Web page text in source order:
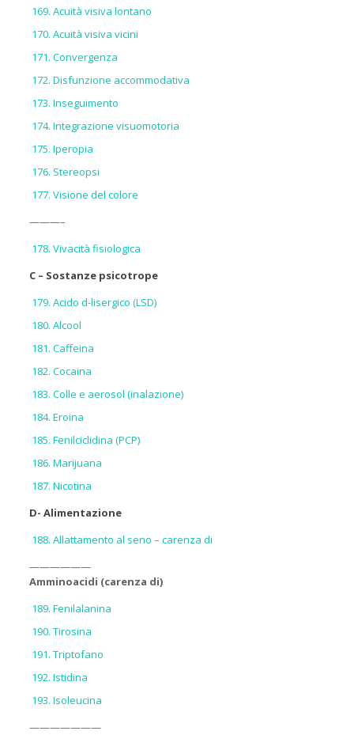
Acuità visiva lontano
Acuità visiva vicini
Convergenza
Disfunzione accommodativa
Inseguimento
Integrazione visuomotoria
Iperopia
Stereopsi
Visione del colore
———–
Vivacità fisiologica
C – Sostanze psicotrope
Acido d-lisergico (LSD)
Alcool
Caffeina
Cocaina
Colle e aerosol (inalazione)
Eroina
Fenilciclidina (PCP)
Marijuana
Nicotina
D- Alimentazione
Allattamento al seno – carenza di
——————
Amminoacidi (carenza di)
Fenilalanina
Tirosina
Triptofano
Istidina
Isoleucina
———————